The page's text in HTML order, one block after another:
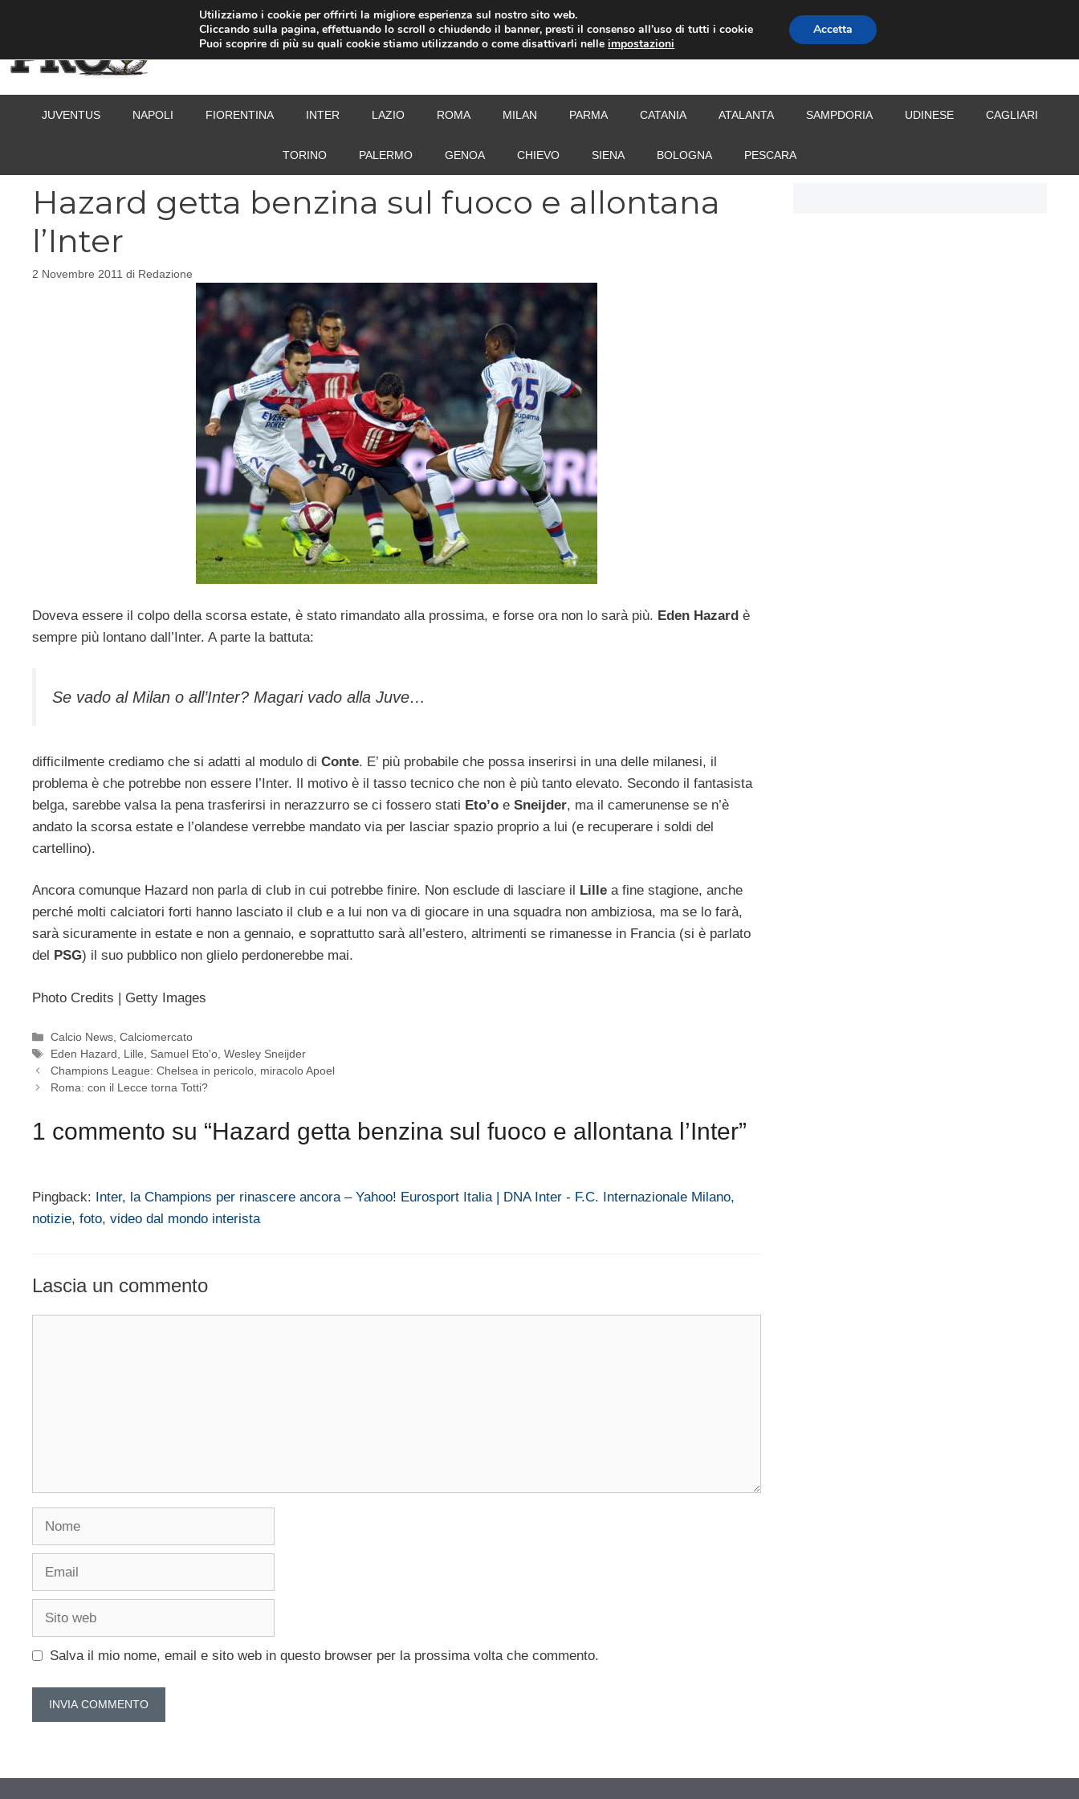
CALCIOMERCATO
JUVENTUS NAPOLI FIORENTINA INTER LAZIO ROMA MILAN PARMA CATANIA ATALANTA SAMPDORIA UDINESE CAGLIARI
TORINO PALERMO GENOA CHIEVO SIENA BOLOGNA PESCARA
Hazard getta benzina sul fuoco e allontana
l’Inter
2 Novembre 2011 di Redazione
Doveva essere il colpo della scorsa estate, è stato rimandato alla prossima, e forse ora non lo sarà più. Eden Hazard è
sempre più lontano dall’Inter. A parte la battuta:
Se vado al Milan o all’Inter? Magari vado alla Juve…
difficilmente crediamo che si adatti al modulo di Conte. E’ più probabile che possa inserirsi in una delle milanesi, il
problema è che potrebbe non essere l’Inter. Il motivo è il tasso tecnico che non è più tanto elevato. Secondo il fantasista
belga, sarebbe valsa la pena trasferirsi in nerazzurro se ci fossero stati Eto’o e Sneijder, ma il camerunense se n’è
andato la scorsa estate e l’olandese verrebbe mandato via per lasciar spazio proprio a lui (e recuperare i soldi del
cartellino).
Ancora comunque Hazard non parla di club in cui potrebbe finire. Non esclude di lasciare il Lille a fine stagione, anche
perché molti calciatori forti hanno lasciato il club e a lui non va di giocare in una squadra non ambiziosa, ma se lo farà,
sarà sicuramente in estate e non a gennaio, e soprattutto sarà all’estero, altrimenti se rimanesse in Francia (si è parlato
del
PSG) il suo pubblico non glielo perdonerebbe mai.
Photo Credits | Getty Images
Categorie
Calcio News,Calciomercato
Tag
Eden Hazard, Lille, Samuel Eto'o,Wesley Sneijder
Champions League: Chelsea in pericolo, miracolo Apoel
Roma: con il Lecce torna Totti?
1 commento su “Hazard getta benzina sul fuoco e allontana l’Inter”
Pingback: Inter, la Champions per rinascere ancora – Yahoo! Eurosport Italia | DNA Inter - F.C. Internazionale Milano,
notizie, foto, video dal mondo interista
Lascia un commento
Nome
Email
Sito
Salva il mio nome, email e sito web in questo browser per la prossima volta che commento.
Utilizziamo i cookie per offrirti la migliore esperienza sul nostro sito web.
Cliccando sulla pagina, effettuando lo scroll o chiudendo il banner, presti il consenso all’uso di tutti i cookie
Puoi scoprire di più su quali cookie stiamo utilizzando o come disattivarli nelleimpostazioni
Accetta